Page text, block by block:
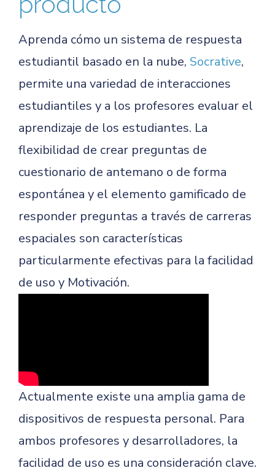
Aprenda cómo un sistema de respuesta
estudiantil basado en la nube, Socrative,
permite una variedad de interacciones
estudiantiles y a los profesores evaluar el
aprendizaje de los estudiantes. La
flexibilidad de crear preguntas de
cuestionario de antemano o de forma
espontánea y el elemento gamificado de
responder preguntas a través de carreras
espaciales son características
particularmente efectivas para la facilidad
de uso y Motivación.
Actualmente existe una amplia gama de
dispositivos de respuesta personal. Para
ambos profesores y desarrolladores, la
facilidad de uso es una consideración clave.